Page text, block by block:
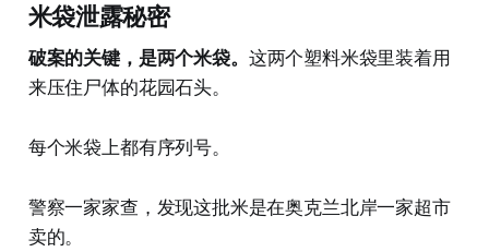
米袋泄露秘密
破案的关键，是两个米袋。 这两个塑料米袋里装着用
来压住尸体的花园石头。
每个米袋上都有序列号。
警察一家家查，发现这批米是在奥克兰北岸一家超市
卖的。